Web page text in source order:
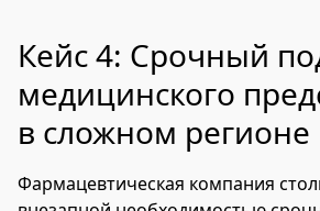
Кейс 4: Срочный
медицинского
в сложном регионе
Фармацевтическая компания